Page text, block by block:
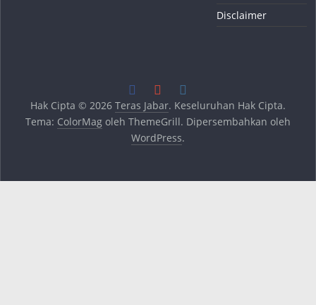
Disclaimer
Hak Cipta © 2026 Teras Jabar. Keseluruhan Hak Cipta.
Tema: ColorMagoleh ThemeGrill. Dipersembahkan oleh
WordPress.